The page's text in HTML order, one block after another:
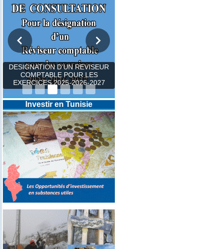
DÉSIGNATION D'UN AVOCAT
OU UN CABINET
PROFESSIONNEL D’AVOCATS
POUR REPRÉSENTER L'ONM
Investir en Tunisie